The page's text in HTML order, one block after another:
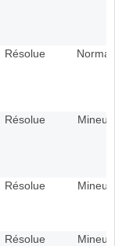
Résolue Normal
Résolue Mineur
Résolue Mineur
Résolue Mineur